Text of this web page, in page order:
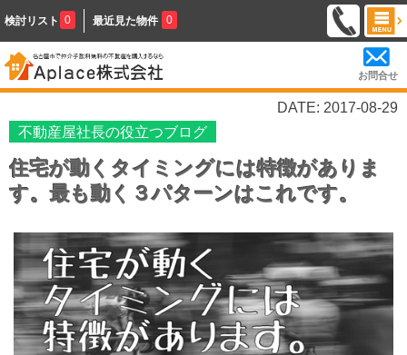
検討リスト 0 最近見た物件 0
お問合せ
DATE: 2017-08-29
不動産屋社長の役立つブログ
住宅が動くタイミングには特徴がありま
す。最も動く３パターンはこれです。